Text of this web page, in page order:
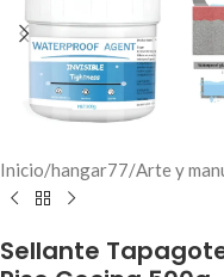
Inicio/hangar77/Arte y
Sellante